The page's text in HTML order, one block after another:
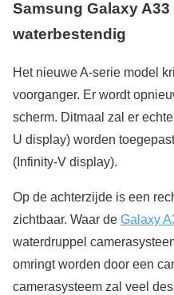
Samsung Galaxy
waterbestendig
Het nieuwe A-serie model
voorganger. Er wordt
scherm. Ditmaal zal er
U display) worden
(Infinity-V display).
Op de achterzijde is een
zichtbaar. Waar de Galaxy
waterdruppel
omringt worden door een
camerasysteem zal veel